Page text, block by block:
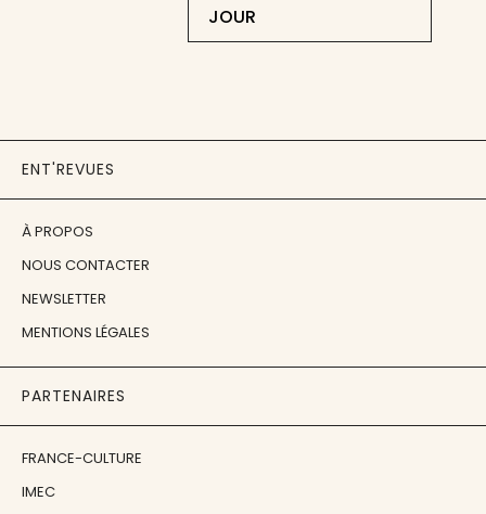
JOUR
ENT'REVUES
À PROPOS
NOUS CONTACTER
NEWSLETTER
MENTIONS LÉGALES
PARTENAIRES
FRANCE-CULTURE
IMEC